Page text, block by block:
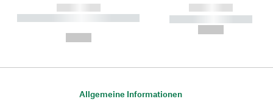
------------
----------- ----------- ----------
------------
----------- -----------
Allgemeine Informationen